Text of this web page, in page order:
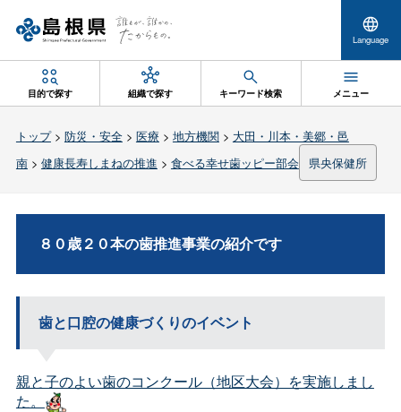
Language
目的で探す 組織で探す キーワード検索 メニュー
トップ> 防災・安全> 医療 > 地方機関> 大田・川本・美郷・邑
南> 健康長寿しまねの推進 > 食べる幸せ歯ッピー部会 県央保健所
８０歳２０本の歯推進事業の紹介です
歯と口腔の健康づくりのイベント
親と子のよい歯のコンクール（地区大会）を実施しまし
た。